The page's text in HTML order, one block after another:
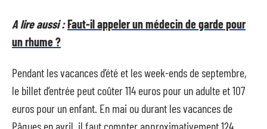
A lire aussi :Faut-il appeler un médecin de garde pour
un rhume ?
Pendant les vacances d’été et les week-ends de septembre,
le billet d’entrée peut coûter 114 euros pour un adulte et 107
euros pour un enfant. En mai ou durant les vacances de
Pâques en avril, il faut compter approximativement 124